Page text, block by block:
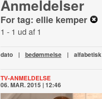
Anmeldelser
For tag: ellie kemper
1 - 1 ud af 1
dato | bedømmelse | alfabetisk
TV-ANMELDELSE
06. MAR. 2015 | 12:46